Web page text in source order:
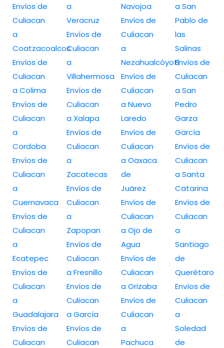
Envíos de
Culiacan
a
Coatzacoalcos
Envíos de
Culiacan
a Colima
Envíos de
Culiacan
a
Cordoba
Envíos de
Culiacan
a
Cuernavaca
Envíos de
Culiacan
a
Ecatepec
Envíos de
Culiacan
a
Guadalajara
Envíos de
Culiacan
a
Veracruz
Envíos de
Culiacan
a
Villahermosa
Envíos de
Culiacan
a Xalapa
Envíos de
Culiacan
a
Zacatecas
Envíos de
Culiacan
a
Zapopan
Envíos de
Culiacan
a Fresnillo
Envíos de
Culiacan
a García
Envíos de
Culiacan
Navojoa
Envíos de
Culiacan
a
Nezahualcóyotl
Envíos de
Culiacan
a Nuevo
Laredo
Envíos de
Culiacan
a Oaxaca
de
Juárez
Envíos de
Culiacan
a Ojo de
Agua
Envíos de
Culiacan
a Orizaba
Envíos de
Culiacan
a
Pachuca
a San
Pablo de
las
Salinas
Envíos de
Culiacan
a San
Pedro
Garza
García
Envíos de
Culiacan
a Santa
Catarina
Envíos de
Culiacan
a
Santiago
de
Querétaro
Envíos de
Culiacan
a
Soledad
de